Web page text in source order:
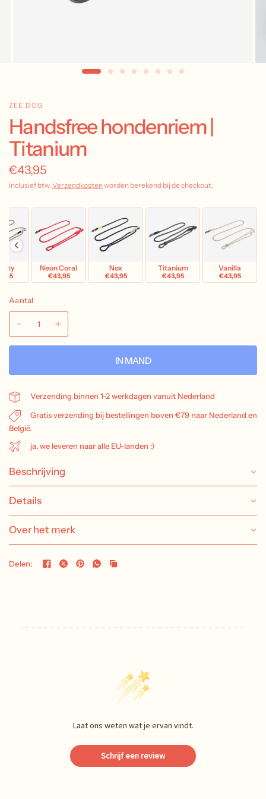
ZEE.DOG
Handsfree hondenriem |
Titanium
€43,95
Inclusief btw. Verzendkostenworden berekend bij de checkout.
Neon Coral
€43,95
Nox
€43,95
Titanium
€43,95
Vanilla
€43,95
Aantal
IN MAND
Verzending binnen 1-2 werkdagen vanuit Nederland
Gratis verzending bij bestellingen boven €79 naar Nederland en
België.
ja, we leveren naar alle EU-landen :)
Beschrijving
Details
Over het merk
Delen:
Laat ons weten wat je ervan vindt.
Schrijf een review